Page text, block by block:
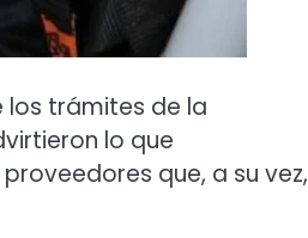
trámites de la
lo que
que, a su vez,